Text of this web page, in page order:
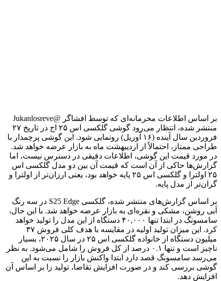
بر اساس اطلاعات محرمانه‌ای که توسط افشاگر @Jukanlosreve
منتشر شده، انتظار می‌رود گوشی گلکسی اس ۲۵ اج در تاریخ ۲۷
فروردین سال آینده (۱۶ آوریل) رونمایی شود. این گوشی پرچمدار با
طراحی ممتاز، احتمالاً از اردیبهشت ماه به بازار عرضه خواهد شد.
در مورد قیمت این گوشی، اطلاعات دقیقی در دسترس نیست، اما
گزارش‌ها حاکی از آن است که قیمت آن بین دو مدل گلکسی اس
۲۵ اولترا و گلکسی اس ۲۵ پایه خواهد بود، یعنی ارزان‌تر از اولترا و
گران‌تر از مدل پایه.
بر اساس گزارش‌های منتشر شده، گلکسی S25 Edge در سه رنگ
آبی روشن، مشکی و نقره‌ای به بازار عرضه خواهد شد. با این حال،
سامسونگ در ابتدا تنها ۴۰,۰۰۰ دستگاه از این مدل را تولید خواهد
کرد. این میزان تولید اولیه در مقایسه با هدف کلی فروش ۳۷
میلیون دستگاه از خانواده گلکسی اس ۲۵ در سال ۲۰۲۵، بسیار
ناچیز است و تنها ۰.۱ درصد از کل فروش را شامل می‌شود. به نظر
می‌رسد سامسونگ قصد دارد ابتدا واکنش بازار را نسبت به این
گوشی بررسی کند و در صورت افزایش تقاضا، تولید را بر اساس آن
افزایش دهد.